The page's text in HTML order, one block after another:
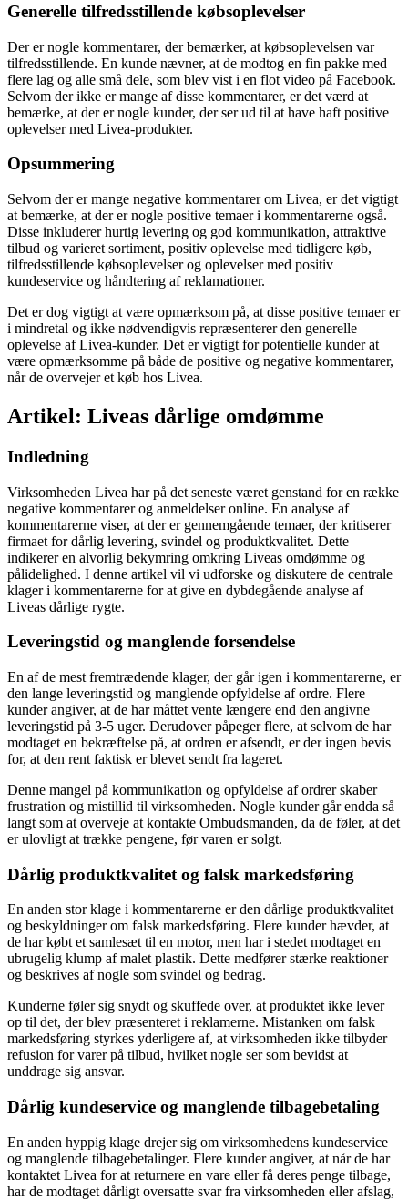
Generelle tilfredsstillende købsoplevelser
Der er nogle kommentarer, der bemærker, at købsoplevelsen var
tilfredsstillende. En kunde nævner, at de modtog en fin pakke med
flere lag og alle små dele, som blev vist i en flot video på Facebook.
Selvom der ikke er mange af disse kommentarer, er det værd at
bemærke, at der er nogle kunder, der ser ud til at have haft positive
oplevelser med Livea-produkter.
Opsummering
Selvom der er mange negative kommentarer om Livea, er det vigtigt
at bemærke, at der er nogle positive temaer i kommentarerne også.
Disse inkluderer hurtig levering og god kommunikation, attraktive
tilbud og varieret sortiment, positiv oplevelse med tidligere køb,
tilfredsstillende købsoplevelser og oplevelser med positiv
kundeservice og håndtering af reklamationer.
Det er dog vigtigt at være opmærksom på, at disse positive temaer er
i mindretal og ikke nødvendigvis repræsenterer den generelle
oplevelse af Livea-kunder. Det er vigtigt for potentielle kunder at
være opmærksomme på både de positive og negative kommentarer,
når de overvejer et køb hos Livea.
Artikel: Liveas dårlige omdømme
Indledning
Virksomheden Livea har på det seneste været genstand for en række
negative kommentarer og anmeldelser online. En analyse af
kommentarerne viser, at der er gennemgående temaer, der kritiserer
firmaet for dårlig levering, svindel og produktkvalitet. Dette
indikerer en alvorlig bekymring omkring Liveas omdømme og
pålidelighed. I denne artikel vil vi udforske og diskutere de centrale
klager i kommentarerne for at give en dybdegående analyse af
Liveas dårlige rygte.
Leveringstid og manglende forsendelse
En af de mest fremtrædende klager, der går igen i kommentarerne, er
den lange leveringstid og manglende opfyldelse af ordre. Flere
kunder angiver, at de har måttet vente længere end den angivne
leveringstid på 3-5 uger. Derudover påpeger flere, at selvom de har
modtaget en bekræftelse på, at ordren er afsendt, er der ingen bevis
for, at den rent faktisk er blevet sendt fra lageret.
Denne mangel på kommunikation og opfyldelse af ordrer skaber
frustration og mistillid til virksomheden. Nogle kunder går endda så
langt som at overveje at kontakte Ombudsmanden, da de føler, at det
er ulovligt at trække pengene, før varen er solgt.
Dårlig produktkvalitet og falsk markedsføring
En anden stor klage i kommentarerne er den dårlige produktkvalitet
og beskyldninger om falsk markedsføring. Flere kunder hævder, at
de har købt et samlesæt til en motor, men har i stedet modtaget en
ubrugelig klump af malet plastik. Dette medfører stærke reaktioner
og beskrives af nogle som svindel og bedrag.
Kunderne føler sig snydt og skuffede over, at produktet ikke lever
op til det, der blev præsenteret i reklamerne. Mistanken om falsk
markedsføring styrkes yderligere af, at virksomheden ikke tilbyder
refusion for varer på tilbud, hvilket nogle ser som bevidst at
unddrage sig ansvar.
Dårlig kundeservice og manglende tilbagebetaling
En anden hyppig klage drejer sig om virksomhedens kundeservice
og manglende tilbagebetalinger. Flere kunder angiver, at når de har
kontaktet Livea for at returnere en vare eller få deres penge tilbage,
har de modtaget dårligt oversatte svar fra virksomheden eller afslag,